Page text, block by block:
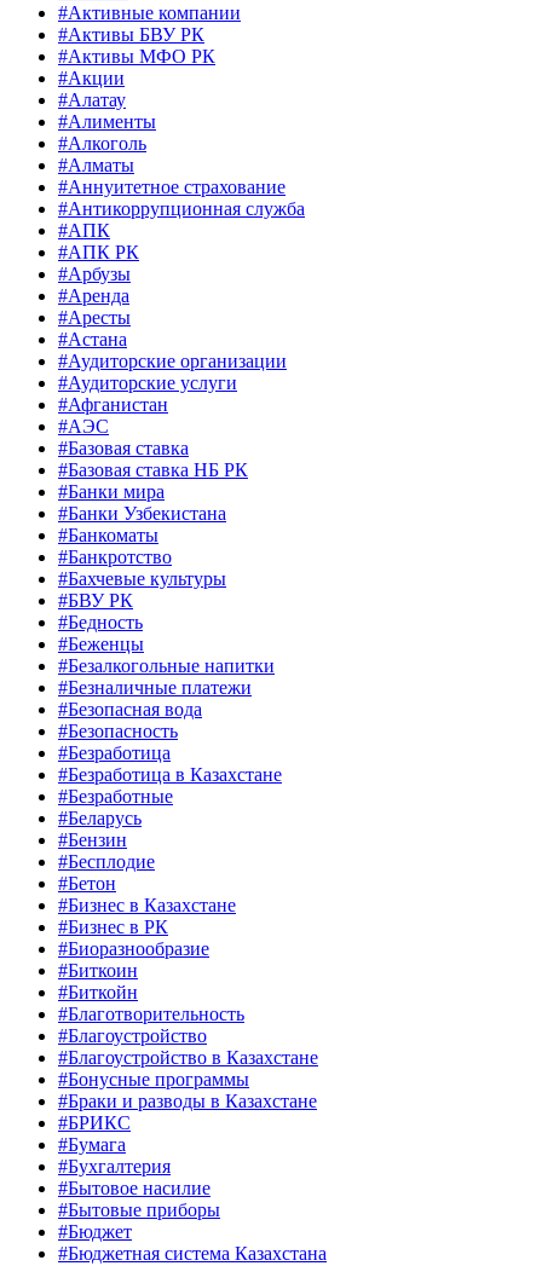
#Активные компании
#Активы БВУ РК
#Активы МФО РК
#Акции
#Алатау
#Алименты
#Алкоголь
#Алматы
#Аннуитетное страхование
#Антикоррупционная служба
#АПК
#АПК РК
#Арбузы
#Аренда
#Аресты
#Астана
#Аудиторские организации
#Аудиторские услуги
#Афганистан
#АЭС
#Базовая ставка
#Базовая ставка НБ РК
#Банки мира
#Банки Узбекистана
#Банкоматы
#Банкротство
#Бахчевые культуры
#БВУ РК
#Бедность
#Беженцы
#Безалкогольные напитки
#Безналичные платежи
#Безопасная вода
#Безопасность
#Безработица
#Безработица в Казахстане
#Безработные
#Беларусь
#Бензин
#Бесплодие
#Бетон
#Бизнес в Казахстане
#Бизнес в РК
#Биоразнообразие
#Биткоин
#Биткойн
#Благотворительность
#Благоустройство
#Благоустройство в Казахстане
#Бонусные программы
#Браки и разводы в Казахстане
#БРИКС
#Бумага
#Бухгалтерия
#Бытовое насилие
#Бытовые приборы
#Бюджет
#Бюджетная система Казахстана